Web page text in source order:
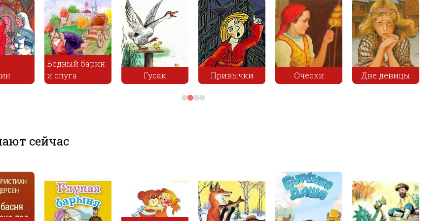
Бедный барин
и слуга
Гусак Привычки Очески Две девицы
сейчас